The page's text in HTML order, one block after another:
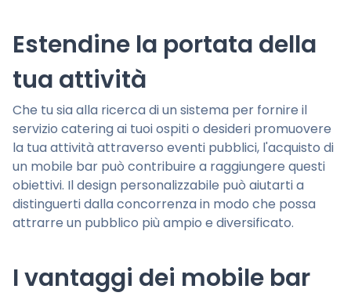
Estendine la portata della
tua attività
Che tu sia alla ricerca di un sistema per fornire il
servizio catering ai tuoi ospiti o desideri promuovere
la tua attività attraverso eventi pubblici, l'acquisto di
un mobile bar può contribuire a raggiungere questi
obiettivi. Il design personalizzabile può aiutarti a
distinguerti dalla concorrenza in modo che possa
attrarre un pubblico più ampio e diversificato.
I vantaggi dei mobile bar